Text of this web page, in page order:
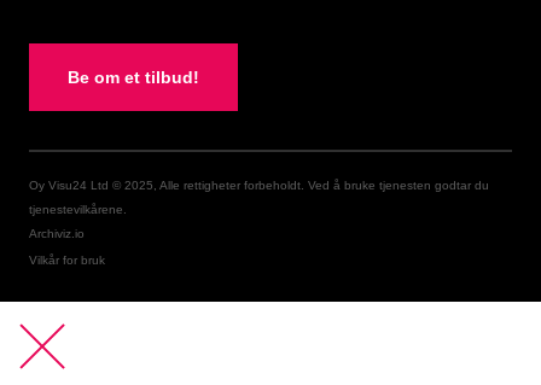
Be om et tilbud!
Oy Visu24 Ltd © 2025, Alle rettigheter forbeholdt. Ved å bruke tjenesten godtar du
tjenestevilkårene.
Archiviz.io
Vilkår for bruk